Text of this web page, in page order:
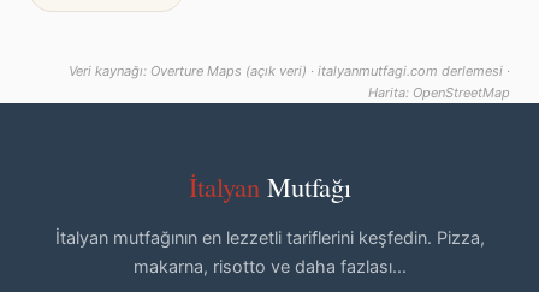
Veri kaynağı: Overture Maps (açık veri) · italyanmutfagi.com derlemesi ·
Harita: OpenStreetMap
İtalyanMutfağı
İtalyan mutfağının en lezzetli tariflerini keşfedin. Pizza,
makarna, risotto ve daha fazlası...